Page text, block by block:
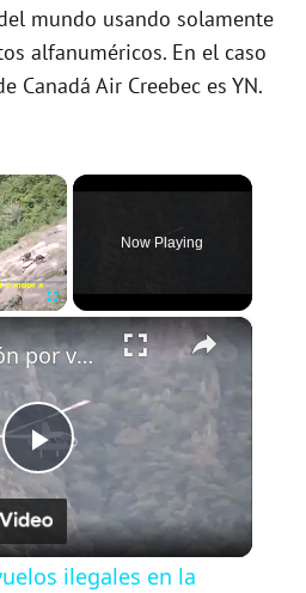
mundo usando solamente
alfanuméricos. En el caso
Canadá Air Creebec es YN.
×
Now Playing
×
P
l
Indignación por vuelos ilegales en la Quebrada del Condorito
ilegales en la